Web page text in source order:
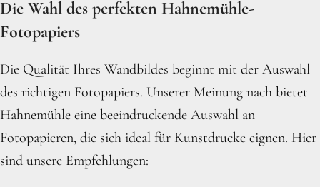
Die Wahl des perfekten Hahnemühle-
Fotopapiers
Die Qualität Ihres Wandbildes beginnt mit der Auswahl
des richtigen Fotopapiers. Unserer Meinung nach bietet
Hahnemühle eine beeindruckende Auswahl an
Fotopapieren, die sich ideal für Kunstdrucke eignen. Hier
sind unsere Empfehlungen: